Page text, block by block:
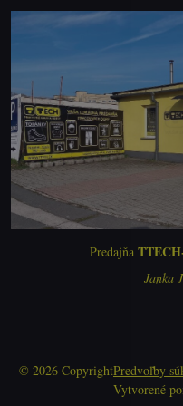
Predajňa
Janka
© 2026 CopyrightPredvoľby
Vytvorené